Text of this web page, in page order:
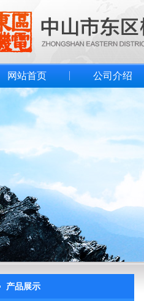
网站首页 公司介绍
产品展示